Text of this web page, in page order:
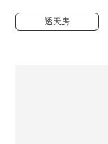
透天房